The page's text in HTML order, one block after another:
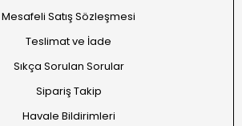
Mesafeli Satış Sözleşmesi
Teslimat ve İade
Sıkça Sorulan Sorular
Sipariş Takip
Havale Bildirimleri